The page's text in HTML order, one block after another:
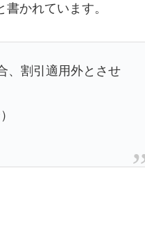
かれています。
、割引適用外とさせ